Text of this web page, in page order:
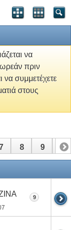
να
πριν
να συμμετέχετε
στους
8 9 10
9